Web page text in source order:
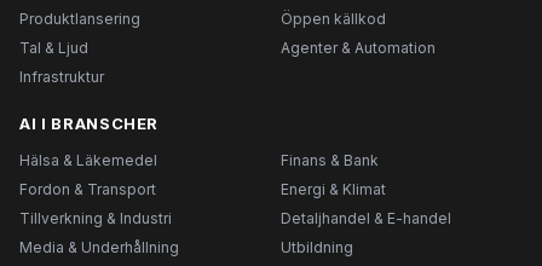
Produktlansering
Öppen källkod
Tal & Ljud
Agenter & Automation
Infrastruktur
AI I BRANSCHER
Hälsa & Läkemedel
Finans & Bank
Fordon & Transport
Energi & Klimat
Tillverkning & Industri
Detaljhandel & E-handel
Media & Underhållning
Utbildning